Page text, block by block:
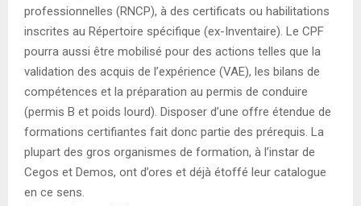
professionnelles (RNCP), à des certificats ou habilitations
inscrites au Répertoire spécifique (ex-Inventaire). Le CPF
pourra aussi être mobilisé pour des actions telles que la
validation des acquis de l’expérience (VAE), les bilans de
compétences et la préparation au permis de conduire
(permis B et poids lourd). Disposer d’une offre étendue de
formations certifiantes fait donc partie des prérequis. La
plupart des gros organismes de formation, à l’instar de
Cegos et Demos, ont d’ores et déjà étoffé leur catalogue
en ce sens.